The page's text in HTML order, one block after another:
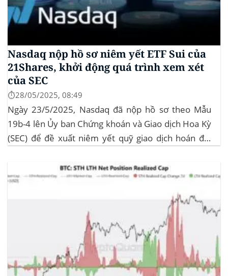
Nasdaq nộp hồ sơ niêm yết ETF Sui của
21Shares, khởi động quá trình xem xét
của SEC
⏱️28/05/2025, 08:49
Ngày 23/5/2025, Nasdaq đã nộp hồ sơ theo Mẫu
19b-4 lên Ủy ban Chứng khoán và Giao dịch Hoa Kỳ
(SEC) để đề xuất niêm yết quỹ giao dịch hoán đổi
trình xem xét chính thức của SEC đối với...